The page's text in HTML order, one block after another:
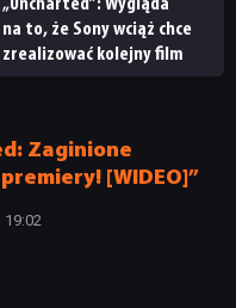
na to, że Sony wciąż chce
zrealizować kolejny film
Zaginione
[WIDEO]”
19:02